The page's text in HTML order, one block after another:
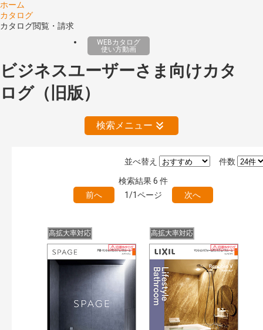
ホーム
カタログ
カタログ閲覧・請求
WEBカタログ
使い方動画
ビジネスユーザーさま向けカタ
ログ（旧版）
検索メニュー
絞り込みの解除
旧版（WEBカタログ）
キーワード検索（あいまい）
目次も検索 検 索
施工イメージ・アイデア集（7） リフォームおすすめ（6）
件数
並べ替え
検索結果6 件
前へ
1/1ページ 次へ
高拡大率対応 高拡大率対応